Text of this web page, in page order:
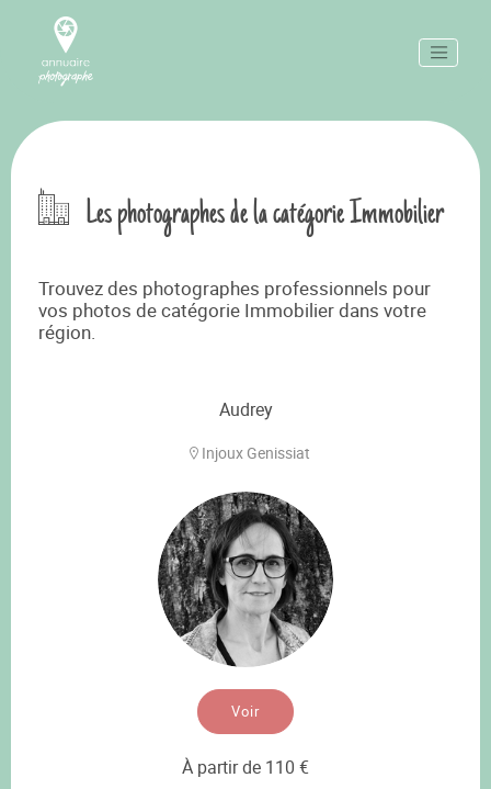
Les photographes de la catégorie Immobilier
Trouvez des photographes professionnels pour
vos photos de catégorie Immobilier dans votre
région.
Audrey
Injoux Genissiat
Voir
À partir de 110 €